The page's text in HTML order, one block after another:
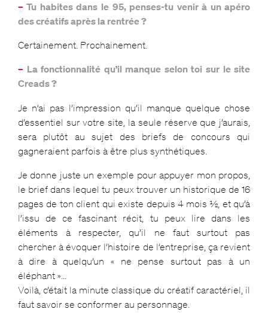
–Tu habites dans le 95, penses-tu venir à un apéro
des créatifs après la rentrée ?
Certainement. Prochainement.
– La fonctionnalité qu’il manque selon toi sur le site
Creads ?
Je n’ai pas l’impression qu’il manque quelque chose
d’essentiel sur votre site, la seule réserve que j’aurais,
sera plutôt au sujet des briefs de concours qui
gagneraient parfois à être plus synthétiques.
Je donne juste un exemple pour appuyer mon propos,
le brief dans lequel tu peux trouver un historique de 16
pages de ton client qui existe depuis 4 mois ½, et qu’à
l’issu de ce fascinant récit, tu peux lire dans les
éléments à respecter, qu’il ne faut surtout pas
chercher à évoquer l’histoire de l’entreprise, ça revient
à dire à quelqu’un « ne pense surtout pas à un
éléphant »…
Voilà, c’était la minute classique du créatif caractériel, il
faut savoir se conformer au personnage.